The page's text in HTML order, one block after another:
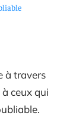
à travers
ceux qui